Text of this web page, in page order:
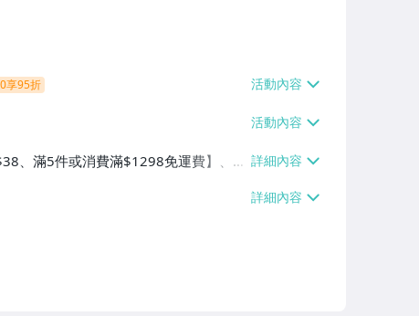
享95折
、滿5件或消費滿$1298免運費】、7-
萊爾富取貨付款【單件運費$60、滿5件
運【單件運費$120、滿5件或消費滿